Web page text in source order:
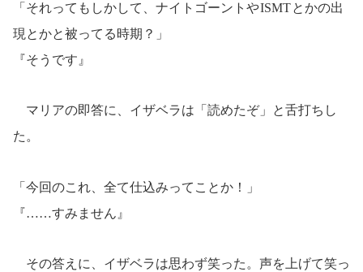
「それってもしかして、ナイトゴーントやISMTとかの出
現とかと被ってる時期？」
『そうです』
マリアの即答に、イザベラは「読めたぞ」と舌打ちし
た。
「今回のこれ、全て仕込みってことか！」
『……すみません』
その答えに、イザベラは思わず笑った。声を上げて笑っ